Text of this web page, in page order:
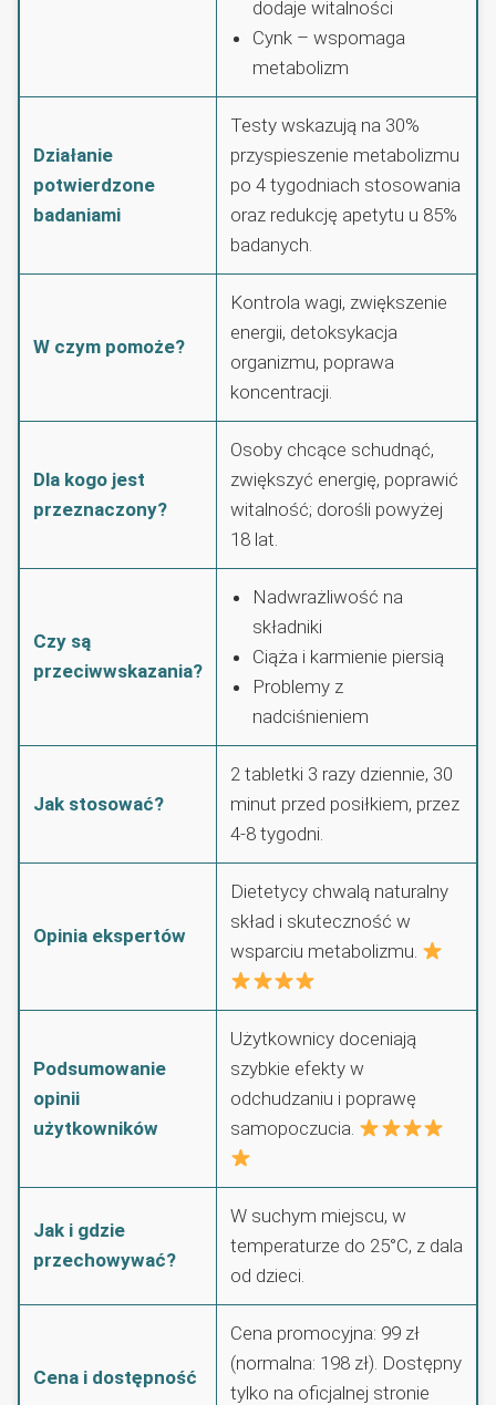
dodaje witalności
Cynk – wspomaga
metabolizm
Działanie
potwierdzone
badaniami
Testy wskazują na 30%
przyspieszenie metabolizmu
po 4 tygodniach stosowania
oraz redukcję apetytu u 85%
badanych.
W czym pomoże?
Kontrola wagi, zwiększenie
energii, detoksykacja
organizmu, poprawa
koncentracji.
Dla kogo jest
przeznaczony?
Osoby chcące schudnąć,
zwiększyć energię, poprawić
witalność; dorośli powyżej
18 lat.
Czy są
przeciwwskazania?
Nadwrażliwość na
składniki
Ciąża i karmienie piersią
Problemy z
nadciśnieniem
Jak stosować?
2 tabletki 3 razy dziennie, 30
minut przed posiłkiem, przez
4-8 tygodni.
Opinia ekspertów
Dietetycy chwalą naturalny
skład i skuteczność w
wsparciu metabolizmu.
Podsumowanie
opinii
użytkowników
Użytkownicy doceniają
szybkie efekty w
odchudzaniu i poprawę
samopoczucia.
Jak i gdzie
przechowywać?
W suchym miejscu, w
temperaturze do 25°C, z dala
od dzieci.
Cena i dostępność
Cena promocyjna: 99 zł
(normalna: 198 zł). Dostępny
tylko na oficjalnej stronie